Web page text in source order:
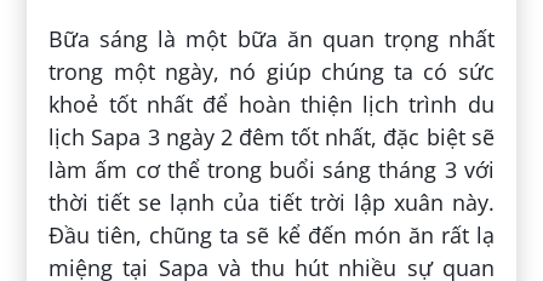
Bữa sáng là một bữa ăn quan trọng nhất
trong một ngày, nó giúp chúng ta có sức
khoẻ tốt nhất để hoàn thiện lịch trình du
lịch Sapa 3 ngày 2 đêm tốt nhất, đặc biệt sẽ
làm ấm cơ thể trong buổi sáng tháng 3 với
thời tiết se lạnh của tiết trời lập xuân này.
Đầu tiên, chũng ta sẽ kể đến món ăn rất lạ
miệng tại Sapa và thu hút nhiều sự quan